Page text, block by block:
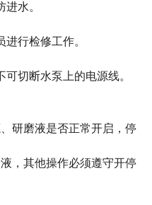
进水。
进行检修工作。
切断水泵上的电源线。
研磨液是否正常开启，停
，其他操作必须遵守开停